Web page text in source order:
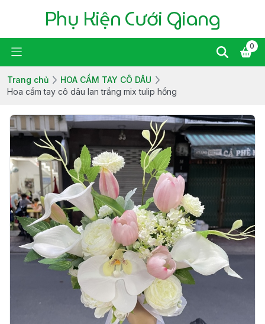
Phụ Kiện Cưới Giang
0
Trang chủ
HOA CẦM TAY CÔ DÂU
Hoa cầm tay cô dâu lan trắng mix tulip hồng